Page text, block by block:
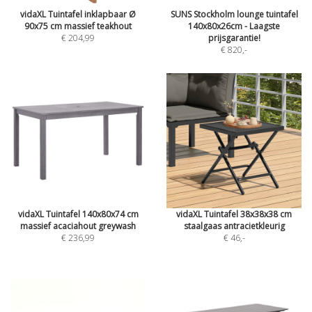
vidaXL Tuintafel inklapbaar Ø
90x75 cm massief teakhout
€ 204,99
SUNS Stockholm lounge tuintafel
140x80x26cm - Laagste
prijsgarantie!
€ 820,-
vidaXL Tuintafel 140x80x74 cm
massief acaciahout greywash
€ 236,99
vidaXL Tuintafel 38x38x38 cm
staalgaas antracietkleurig
€ 46,-